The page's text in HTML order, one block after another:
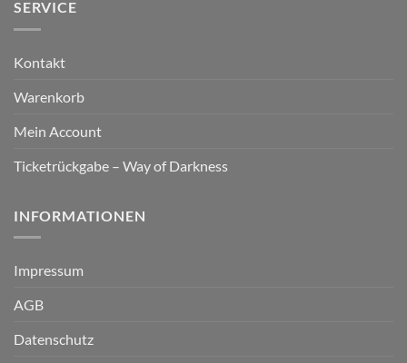
SERVICE
Kontakt
Warenkorb
Mein Account
Ticketrückgabe – Way of Darkness
INFORMATIONEN
Impressum
AGB
Datenschutz